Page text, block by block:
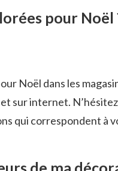
pour Noël
Noël dans les
sur internet.
qui correspondent à